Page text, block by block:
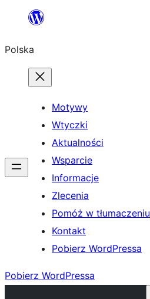
Przejdź
treści
Polska
Motywy
Wtyczki
Aktualności
Wsparcie
Informacje
Zlecenia
Pomóż w tłumaczeniu
Kontakt
Pobierz WordPressa
Pobierz WordPressa